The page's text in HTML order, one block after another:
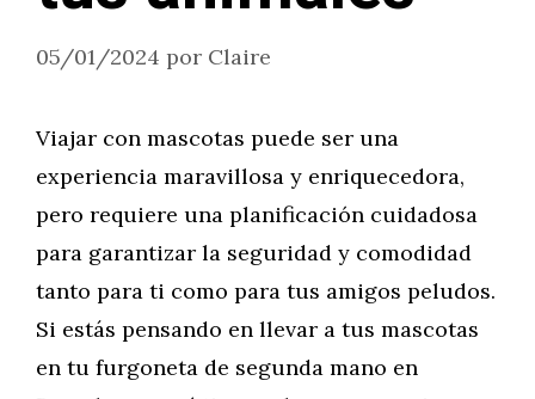
05/01/2024 por Claire
Viajar con mascotas puede ser una
experiencia maravillosa y enriquecedora,
pero requiere una planificación cuidadosa
para garantizar la seguridad y comodidad
tanto para ti como para tus amigos peludos.
Si estás pensando en llevar a tus mascotas
en tu furgoneta de segunda mano en